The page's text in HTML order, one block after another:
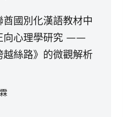
酋國別化漢語教材中
向心理學研究 ——
越絲路》的微觀解析